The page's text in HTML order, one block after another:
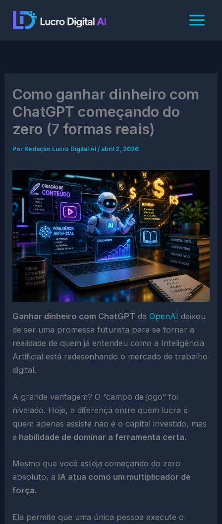
Como ganhar dinheiro com
ChatGPT começando do
zero (7 formas reais)
Por Redação Lucro Digital AI/ abril 2, 2026
Ganhar dinheiro com ChatGPT daOpenAI deixou
de ser uma promessa futurista para se tornar a
realidade de quem já entendeu como a Inteligência
Artificial está redesenhando o mercado de trabalho
digital.
A grande vantagem? O “campo de jogo” foi
nivelado. Hoje, a diferença entre quem lucra e
quem apenas assiste não é o capital investido, mas
a habilidade de dominar a ferramenta certa.
Mesmo que você esteja começando do zero
absoluto, a IA atua como um multiplicador de
força.
Ela permite que uma única pessoa execute o